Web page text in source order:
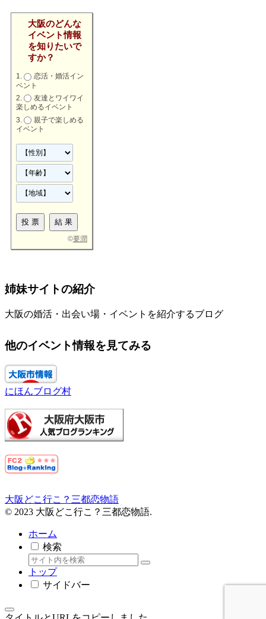
大阪のどんな
イベント情報
を知りたいで
すか？
恋活・婚活イン
ベント
友達とワイワイ
楽しめるイベント
親子で楽しめる
イベント
©要潤
姉妹サイトの紹介
大阪の婚活・出会い場・イベントを紹介するブログ
他のイベント情報を見てみる
にほんブログ村
大阪どこ行こ？三都恋物語
© 2023 大阪どこ行こ？三都恋物語.
ホーム
検索
トップ
サイドバー